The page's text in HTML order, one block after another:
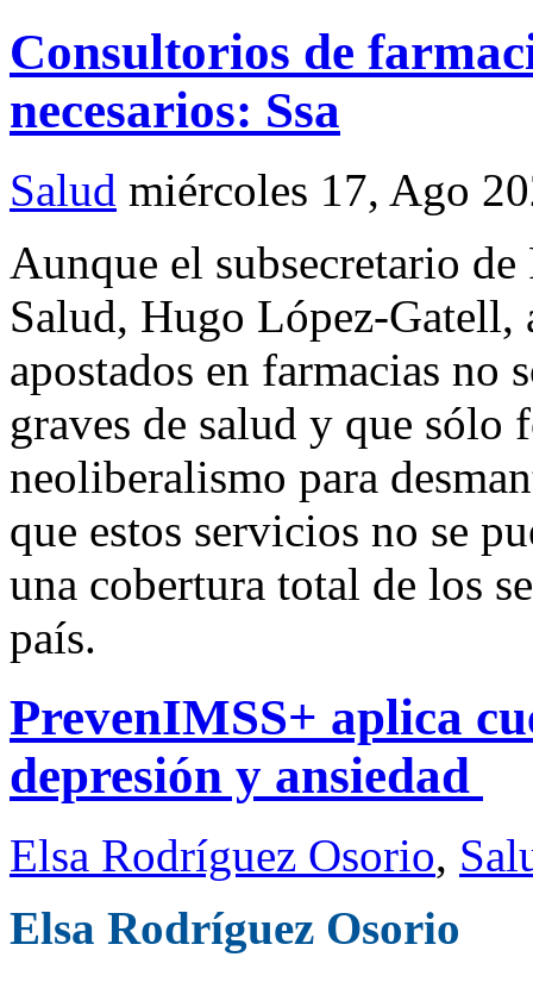
Consultorios de
necesarios: Ssa
Salud miércoles 17, Ago
Aunque el subsecretario
Salud, Hugo López-
apostados en farmacias no
graves de salud y que sólo
neoliberalismo para
que estos servicios no se
una cobertura total de los
país.
PrevenIMSS+ aplica
depresión y ansiedad
Elsa Rodríguez Osorio,
Elsa Rodríguez Osorio